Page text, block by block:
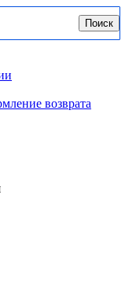
Поиск
возврата